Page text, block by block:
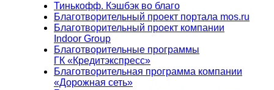
Тинькофф. Кэшбэк во благо
Благотворительный проект портала mos.ru
Благотворительный проект компании
Indoor Group
Благотворительные программы
ГК «Кредитэкспресс»
Благотворительная программа компании
«Дорожная сеть»